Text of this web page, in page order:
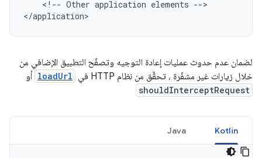
<!-- Other application elements -->
لضمان عدم حدوث عمليات إعادة التوجيه وتصفّح التطبيق الإضافي من
خلال زيارات غير مشفّرة ، تحقَّق من نظام HTTP في
loadUrl أو
shouldInterceptRequest
Kotlin
Java